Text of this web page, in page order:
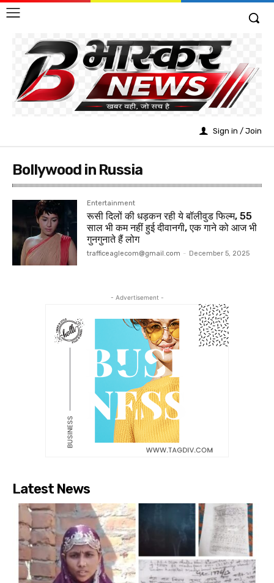
Sign in / Join
Bollywood in Russia
Entertainment
रूसी दिलों की धड़कन रही ये बॉलीवुड फिल्म, 55
साल भी कम नहीं हुई दीवानगी, एक गाने को आज भी
गुनगुनाते हैं लोग
trafficeaglecom@gmail.com - December 5, 2025
- Advertisement -
Latest News